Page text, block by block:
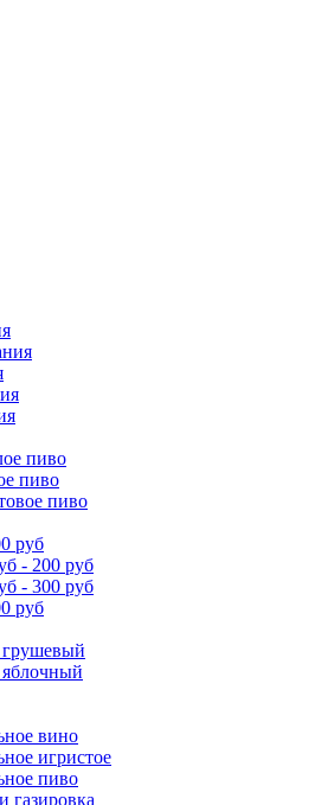
пиво
пиво
пиво
руб
- 200 руб
- 300 руб
руб
вино
игристое
пиво
газировка